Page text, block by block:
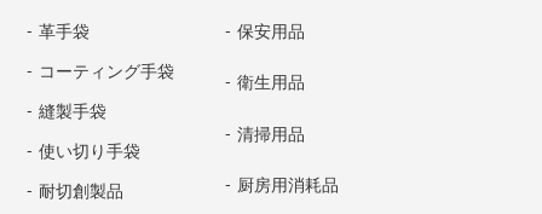
革手袋
コーティング手袋
縫製手袋
使い切り手袋
耐切創製品
保安用品
衛生用品
清掃用品
厨房用消耗品